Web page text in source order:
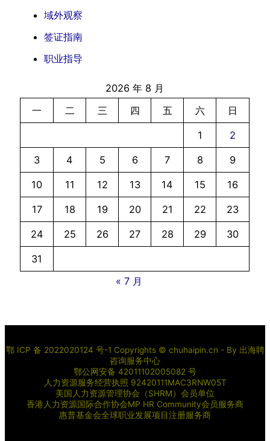
域外观察
签证指南
职业指导
2026 年 8 月
一
二 三 四 五 六 日
1 2
3 4 5 6 7 8 9
10 11 12 13 14 15 16
17 18 19 20 21 22 23
24 25 26 27 28 29 30
31
« 7 月
鄂 ICP 备 2022020124 号-1 Copyrights © chuhaipin.cn - By 出海聘
咨询服务中心
鄂公网安备 42011102005082 号
人力资源服务经营执照 92420111MAC3RNW05T
美国人力资源管理协会（SHRM）会员单位
香港人力资源国际合作协会MP HR Community会员服务商
惠普基金会全球职业发展项目注册服务商